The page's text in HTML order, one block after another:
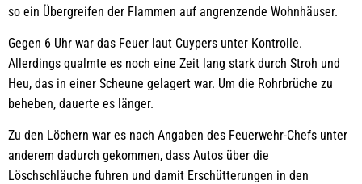
so ein Übergreifen der Flammen auf angrenzende Wohnhäuser.
Gegen 6 Uhr war das Feuer laut Cuypers unter Kontrolle.
Allerdings qualmte es noch eine Zeit lang stark durch Stroh und
Heu, das in einer Scheune gelagert war. Um die Rohrbrüche zu
beheben, dauerte es länger.
Zu den Löchern war es nach Angaben des Feuerwehr-Chefs unter
anderem dadurch gekommen, dass Autos über die
Löschschläuche fuhren und damit Erschütterungen in den